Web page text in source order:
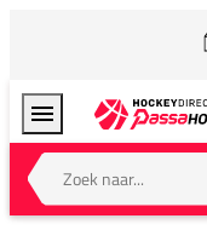
Zoek naar...